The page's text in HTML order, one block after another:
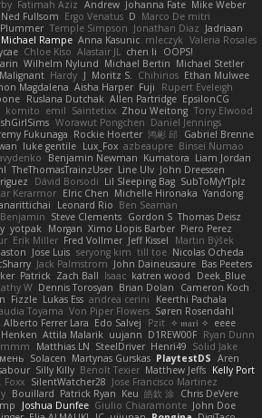
Fatimah Aziz Andrew Johanna Fate Mike Weber
Ned Fullsom Ergo Venatus D Marco De mitri
Plummer Temple Simpson Jonathan Diaz Jadriaan
Michael Rampe Anna Kasunic mleczyk Valeria Rosales
Chloe Kiso Alastair JL chen li
OOPS!
Wilhelm Nylund Michael Bertin Michael Stetler
Malignant Hardy J Moritz S. Chihirios Ethan Mulwee
Magdalena Aisha Harper Fuji
Rupert Eveleigh
Ruslana Dutchak Allen Partridge EpsilonCG
komito emil Saintetixx Zhou Weitong Tony Elwood
Worawut Pongchen Daniel Jennings
Fukunaga Rockie Hoerter 鸿彬 邱 Gabriel Brenne
luke gentile Lux_Fox azbeaupre Binsei Numao
Benjamin Newman Kumatora Liam Jordan
TheThomasTrainzUser Line Ulv John Dreessen
Dávid Borsodi Lil Sleeping Bag SubToMyYTplz
Kerarmor Elric Chen Michelle Hironaka Yandong
Leonard Rio Ben Seaman
Steve Clements Gordon S Thomas Deisz
yotpak Morgan Ximo Llopis Barber Piero Perez
Erik Miller Fred Vollmer Jeff Kissel
Martin Býšek
Jose Luis seryong kim till toe Nicolas Ocheda
Jack Palmstrom John Daineusaure Bas Peeters
Patrick Zach Ball Isaac katren wood
Deek_Blue
W Dennis Torosyan Brian Dolan
Cameron Koch
Fizzle Lukas Ess andrea cerini
Keerthi Pachala
Toyama Von Piper Flowers Søren Rosendahl
Alberto Ferrer Lara Edo Salvej Pzit ✧ 𝔪𝔞𝔯𝔦 ✧ eeee
Attila Malarik uujann D1REW00F Ryan Dunn
Matthias LN SteelDriver Henri49 Solid Jake
Solacen Martynas Gurskas PlaytestDS Aren
Silly Killy Benoît Texier Matthew Jeffs Kelly Port
Foxx SilentWatcher28 Jose Francisco Martinez
Bouillard Patrick Ryan Keu 皓欽 涂 Chris DeVere
Joshua Dunfee Giulio Chiaramonte John Doe